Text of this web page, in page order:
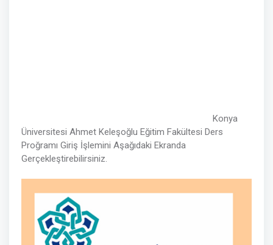
Konya
Üniversitesi Ahmet Keleşoğlu Eğitim Fakültesi Ders
Proğramı Giriş İşlemini Aşağıdaki Ekranda
Gerçekleştirebilirsiniz.